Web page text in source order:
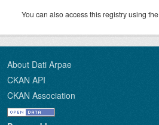
You can also access this registry using the
About Dati Arpae
CKAN API
CKAN Association